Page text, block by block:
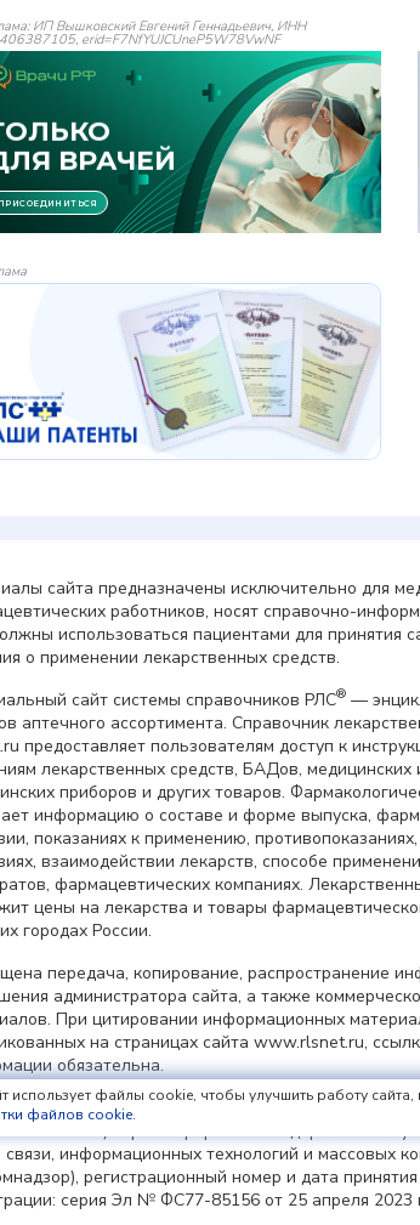
ИП Вышковский Евгений Геннадьевич, ИНН
erid=F7NfYUJCUneP5W78VwNF
сайта предназначены исключительно для
работников, носят справочно-
использоваться пациентами для принятия
о применении лекарственных средств.
сайт системы справочников РЛС® —
аптечного ассортимента. Справочник
предоставляет пользователям доступ к
лекарственных средств, БАДов, медицинских
приборов и других товаров.
информацию о составе и форме выпуска,
показаниях к применению,
взаимодействии лекарств, способе
фармацевтических компаниях.
цены на лекарства и товары
городах России.
передача, копирование, распространение
администратора сайта, а также
При цитировании информационных
на страницах сайта www.rlsnet.ru,
обязательна.
издание «Регистр лекарственных средств
информационных технологий и массовых
регистрационный номер и дата
серия Эл № ФС77-85156 от 25 апреля 2023
использует файлы cookie, чтобы улучшить работу
файлов cookie.